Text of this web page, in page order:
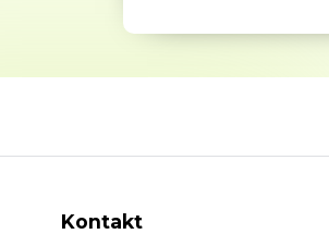
Kontakt